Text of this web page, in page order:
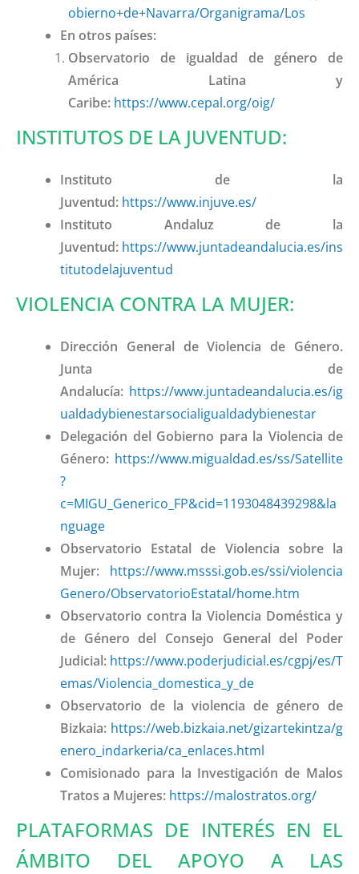
obierno+de+Navarra/Organigrama/Los
En otros países:
Observatorio de igualdad de género de
América Latina y
Caribe: https://www.cepal.org/oig/
INSTITUTOS DE LA JUVENTUD:
Instituto de la
Juventud: https://www.injuve.es/
Instituto Andaluz de la
Juventud: https://www.juntadeandalucia.es/ins
titutodelajuventud
VIOLENCIA CONTRA LA MUJER:
Dirección General de Violencia de Género.
Junta de
Andalucía: https://www.juntadeandalucia.es/ig
ualdadybienestarsocialigualdadybienestar
Delegación del Gobierno para la Violencia de
Género: https://www.migualdad.es/ss/Satellite
?
c=MIGU_Generico_FP&cid=1193048439298&la
nguage
Observatorio Estatal de Violencia sobre la
Mujer:
https://www.msssi.gob.es/ssi/violencia
Genero/ObservatorioEstatal/home.htm
Observatorio contra la Violencia Doméstica y
de Género del Consejo General del Poder
Judicial: https://www.poderjudicial.es/cgpj/es/T
emas/Violencia_domestica_y_de
Observatorio de la violencia de género de
Bizkaia: https://web.bizkaia.net/gizartekintza/g
enero_indarkeria/ca_enlaces.html
Comisionado para la Investigación de Malos
Tratos a Mujeres: https://malostratos.org/
PLATAFORMAS DE INTERÉS EN EL
ÁMBITO DEL APOYO A LAS